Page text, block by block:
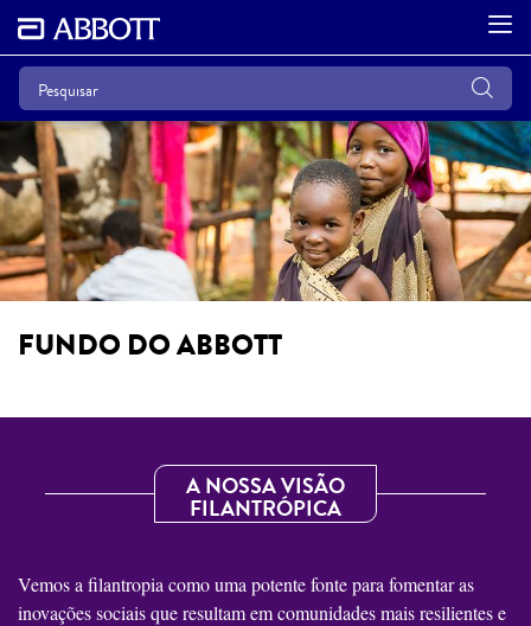
FUNDO DO ABBOTT
A NOSSA VISÃO
FILANTRÓPICA
Vemos a filantropia como uma potente fonte para fomentar as
inovações sociais que resultam em comunidades mais resilientes e